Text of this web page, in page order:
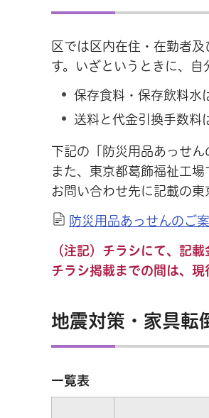
区では区内在住・在勤者
す。いざというときに、自
保存食料・保存飲料水
送料と代金引換手数料
下記の「防災用品あっせん
また、東京都葛飾福祉工
お問い合わせ先に記載の東
防災用品あっせんのご
（注記）チラシにて、記
チラシ掲載までの間は、
地震対策・家具転
一覧表